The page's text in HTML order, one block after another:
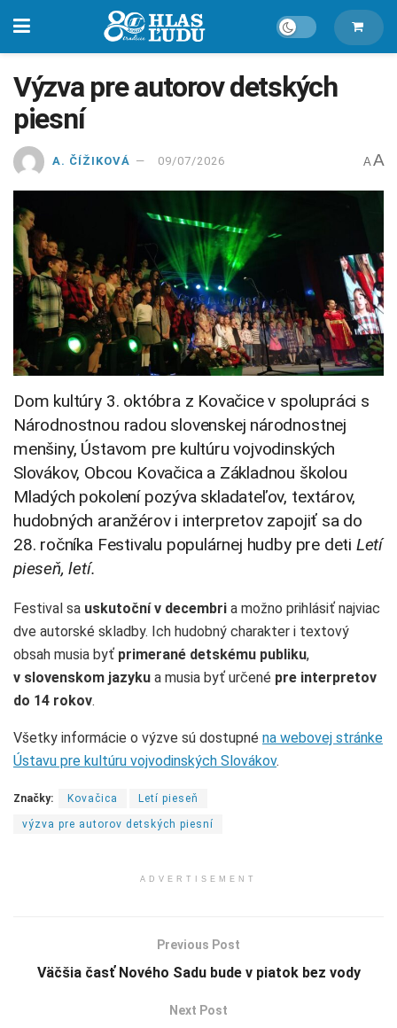
Výzva pre autorov detských
piesní
A. ČÍŽIKOVÁ 09/07/2026 A A
Dom kultúry 3. októbra z Kovačice v spolupráci s
Národnostnou radou slovenskej národnostnej
menšiny, Ústavom pre kultúru vojvodinských
Slovákov, Obcou Kovačica a Základnou školou
Mladých pokolení pozýva skladateľov, textárov,
hudobných aranžérov i interpretov zapojiť sa do
28. ročníka Festivalu populárnej hudby pre deti Letí
pieseň, letí.
Festival sa uskutoční v decembri a možno prihlásiť najviac
dve autorské skladby. Ich hudobný charakter i textový
obsah musia byť primerané detskému publiku,
v slovenskom jazyku a musia byť určené pre interpretov
do 14 rokov.
Všetky informácie o výzve sú dostupné na webovej stránke
Ústavu pre kultúru vojvodinských Slovákov.
Značky: Kovačica Letí pieseň
výzva pre autorov detských piesní
ADVERTISEMENT
Previous Post
Väčšia časť Nového Sadu bude v piatok bez vody
Next Post